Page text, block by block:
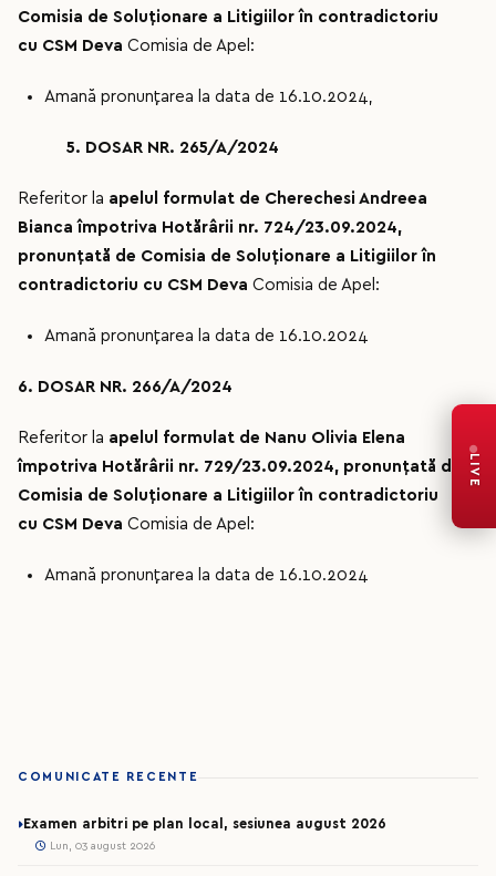
Comisia de Soluționare a Litigiilorîn contradictoriu
cu CSM Deva Comisia de Apel:
Amană pronunțarea la data de 16.10.2024,
5. DOSAR NR. 265/A/2024
Referitor la apelul formulat de Cherechesi Andreea
Bianca împotriva Hotărârii nr. 724/23.09.2024,
pronunțată de Comisia de Soluționare a Litigiilorîn
contradictoriu cu CSM Deva Comisia de Apel:
Amană pronunțarea la data de 16.10.2024
6. DOSAR NR. 266/A/2024
Referitor la apelul formulat de Nanu Olivia Elena
împotriva Hotărârii nr. 729/23.09.2024, pronunțată de
Comisia de Soluționare a Litigiilorîn contradictoriu
cu CSM Deva Comisia de Apel:
Amană pronunțarea la data de 16.10.2024
COMUNICATE RECENTE
Examen arbitri pe plan local, sesiunea august 2026
Lun, 03 august 2026
LIVE